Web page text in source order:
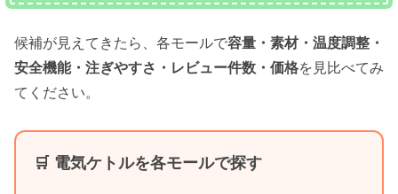
候補が見えてきたら、各モールで容量・素材・温度調整・
安全機能・注ぎやすさ・レビュー件数・価格を見比べてみ
てください。
🛒 電気ケトルを各モールで探す